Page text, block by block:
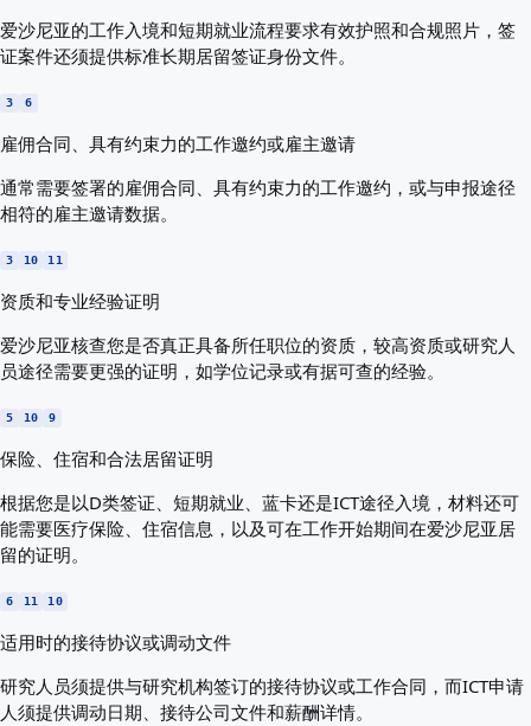
爱沙尼亚的工作入境和短期就业流程要求有效护照和合规照片，签
证案件还须提供标准长期居留签证身份文件。
3 6
雇佣合同、具有约束力的工作邀约或雇主邀请
通常需要签署的雇佣合同、具有约束力的工作邀约，或与申报途径
相符的雇主邀请数据。
3 10 11
资质和专业经验证明
爱沙尼亚核查您是否真正具备所任职位的资质，较高资质或研究人
员途径需要更强的证明，如学位记录或有据可查的经验。
5 10 9
保险、住宿和合法居留证明
根据您是以D类签证、短期就业、蓝卡还是ICT途径入境，材料还可
能需要医疗保险、住宿信息，以及可在工作开始期间在爱沙尼亚居
留的证明。
6 11 10
适用时的接待协议或调动文件
研究人员须提供与研究机构签订的接待协议或工作合同，而ICT申请
人须提供调动日期、接待公司文件和薪酬详情。